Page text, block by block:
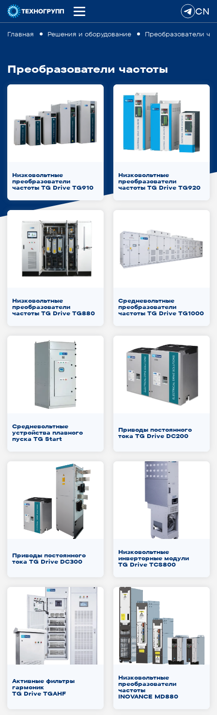
CN
Главная Решения и оборудование Преобразователи
Преобразователи частоты
Низковольтные
преобразователи
частоты TG Drive TG910
Низковольтные
преобразователи
частоты TG Drive TG920​
Низковольтные
преобразователи
частоты TG Drive TG880
Средневольтные
преобразователи
частоты TG Drive TG1000
Средневольтные
устройства плавного
пуска TG Start
Приводы постоянного
тока TG Drive DC200
Приводы постоянного
тока TG Drive DC300
Низковольтные
инверторные модули
TG Drive TCS800
Активные фильтры
гармоник
TG Drive TGAHF
Низковольтные
преобразователи
частоты
INOVANCE MD880